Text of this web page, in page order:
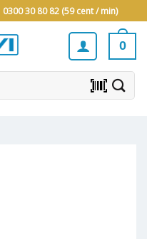
0300 30 80 82 (59 cent / min)
0
barcode_scanner